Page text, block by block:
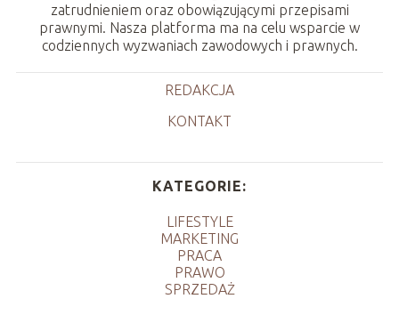
zatrudnieniem oraz obowiązującymi przepisami
prawnymi. Nasza platforma ma na celu wsparcie w
codziennych wyzwaniach zawodowych i prawnych.
REDAKCJA
KONTAKT
KATEGORIE:
LIFESTYLE
MARKETING
PRACA
PRAWO
SPRZEDAŻ